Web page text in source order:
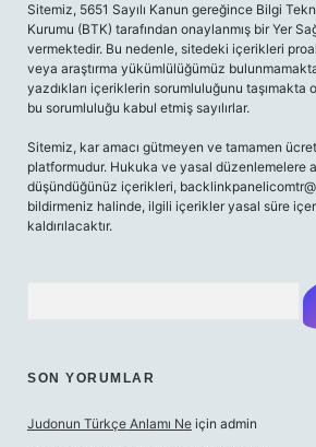
Sitemiz, 5651 Sayılı Kanun gereğince Bilgi
Kurumu (BTK) tarafından onaylanmış bir Yer
vermektedir. Bu nedenle, sitedeki içerikleri
veya araştırma yükümlülüğümüz
yazdıkları içeriklerin sorumluluğunu taşımakta
bu sorumluluğu kabul etmiş sayılırlar.
Sitemiz, kar amacı gütmeyen ve tamamen
platformudur. Hukuka ve yasal düzenlemelere
düşündüğünüz içerikleri,
bildirmeniz halinde, ilgili içerikler yasal süre
kaldırılacaktır.
SON YORUMLAR
Judonun Türkçe Anlamı Ne için admin